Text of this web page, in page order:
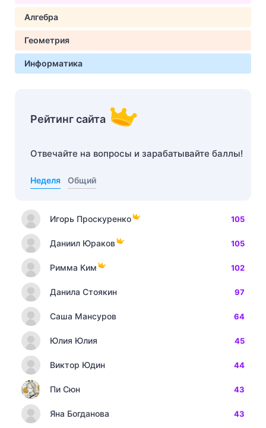
Алгебра
Геометрия
Информатика
Рейтинг сайта
Отвечайте на вопросы и зарабатывайте баллы!
Неделя Общий
Игорь Проскуренко 105
Даниил Юраков 105
Римма Ким 102
Данила Стоякин 97
Саша Мансуров 64
Юлия Юлия 45
Виктор Юдин 44
Пи Сюн 43
Яна Богданова 43